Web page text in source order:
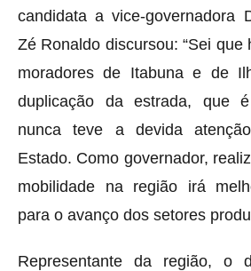
candidata a vice-governadora
Zé Ronaldo discursou: “Sei que
moradores de Itabuna e de
duplicação da estrada, que
nunca teve a devida
Estado. Como governador,
mobilidade na região irá
para o avanço dos setores
Representante da região, o